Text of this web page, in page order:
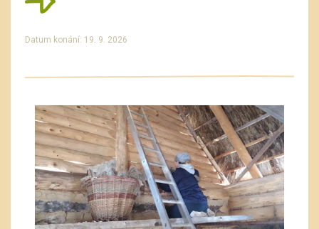
Datum konání: 19. 9. 2026